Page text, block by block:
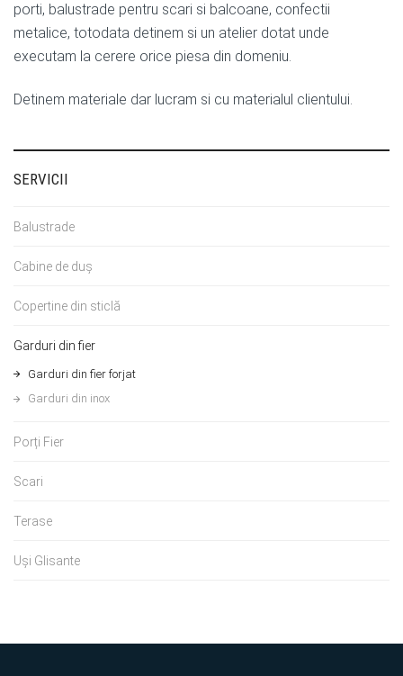
porti, balustrade pentru scari si balcoane, confectii
metalice, totodata detinem si un atelier dotat unde
executam la cerere orice piesa din domeniu.
Detinem materiale dar lucram si cu materialul clientului.
SERVICII
Balustrade
Cabine de duș
Copertine din sticlă
Garduri din fier
Garduri din fier forjat
Garduri din inox
Porți Fier
Scari
Terase
Uși Glisante